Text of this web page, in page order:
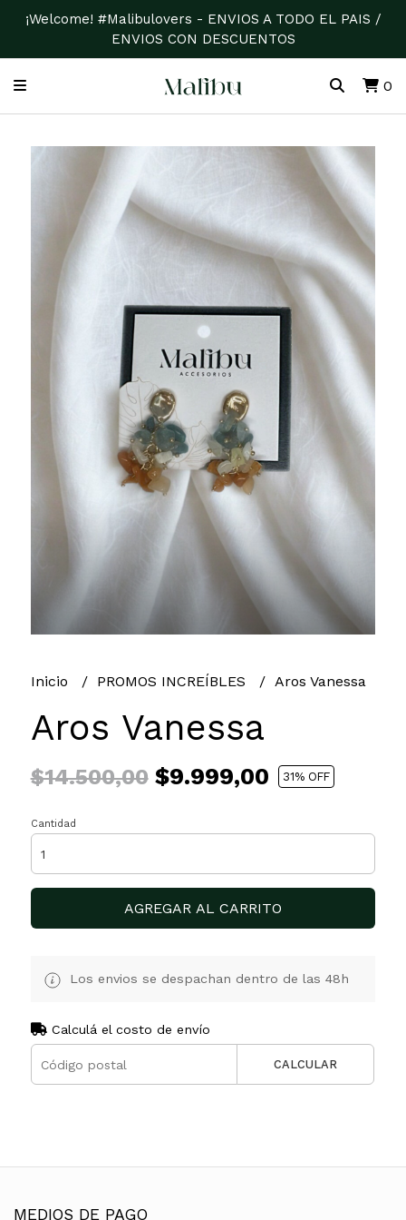
¡Welcome! #Malibulovers - ENVIOS A TODO EL PAIS /
ENVIOS CON DESCUENTOS
0
Inicio PROMOS INCREÍBLES Aros Vanessa
Aros Vanessa
$14.500,00$9.999,00 31% OFF
Cantidad
AGREGAR AL CARRITO
Los envios se despachan dentro de las 48h
Calculá el costo de envío
CALCULAR
MEDIOS DE PAGO